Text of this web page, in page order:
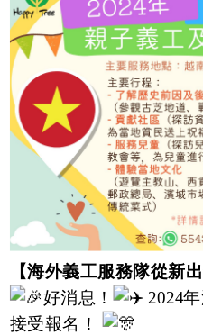
【海外義工服務隊從新出
好消息！
2024
接受報名！